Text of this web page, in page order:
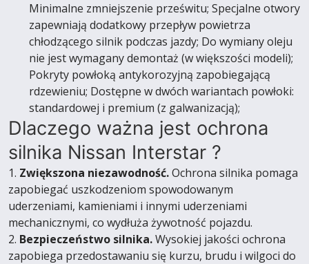
Minimalne zmniejszenie prześwitu; Specjalne otwory
zapewniają dodatkowy przepływ powietrza
chłodzącego silnik podczas jazdy; Do wymiany oleju
nie jest wymagany demontaż (w większości modeli);
Pokryty powłoką antykorozyjną zapobiegającą
rdzewieniu; Dostępne w dwóch wariantach powłoki:
standardowej i premium (z galwanizacją);
Dlaczego ważna jest ochrona
silnika Nissan Interstar ?
1. Zwiększona niezawodność.Ochrona silnika pomaga
zapobiegać uszkodzeniom spowodowanym
uderzeniami, kamieniami i innymi uderzeniami
mechanicznymi, co wydłuża żywotność pojazdu.
2. Bezpieczeństwo silnika.Wysokiej jakości ochrona
zapobiega przedostawaniu się kurzu, brudu i wilgoci do